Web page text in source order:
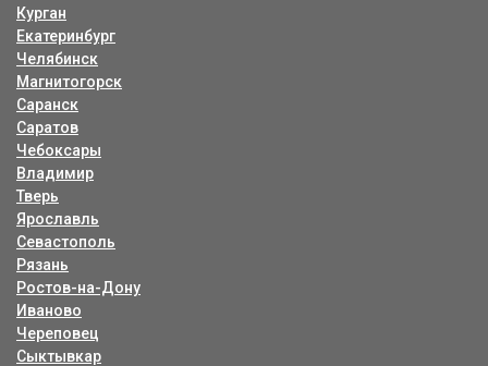
Курган
Екатеринбург
Челябинск
Магнитогорск
Саранск
Саратов
Чебоксары
Владимир
Тверь
Ярославль
Севастополь
Рязань
Ростов-на-Дону
Иваново
Череповец
Сыктывкар